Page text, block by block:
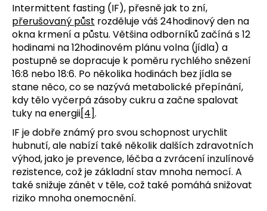
Intermittent fasting (IF), přesně jak to zní,
přerušovaný půst rozděluje váš 24hodinový den na
okna krmení a půstu. Většina odborníků začíná s 12
hodinami na 12hodinovém plánu volna (jídla) a
postupně se dopracuje k poměru rychlého snězení
16:8 nebo 18:6. Po několika hodinách bez jídla se
stane něco, co se nazývá metabolické přepínání,
kdy tělo vyčerpá zásoby cukru a začne spalovat
tuky na energii[4].
IF je dobře známý pro svou schopnost urychlit
hubnutí, ale nabízí také několik dalších zdravotních
výhod, jako je prevence, léčba a zvrácení inzulínové
rezistence, což je základní stav mnoha nemocí. A
také snižuje zánět v těle, což také pomáhá snižovat
riziko mnoha onemocnění.